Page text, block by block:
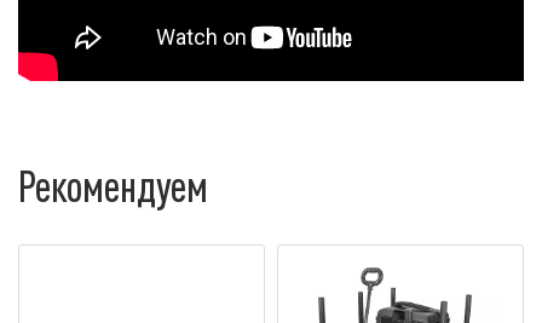
Рекомендуем